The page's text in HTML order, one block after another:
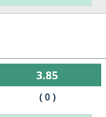
3.85
( 0 )